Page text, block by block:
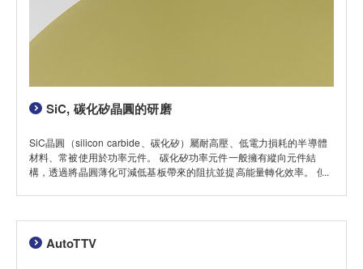
SiC, 碳化矽晶圓的研磨
SiC晶圓（silicon carbide、碳化矽）屬耐高壓、低電力損耗的半導體
材料、常被使用於功率元件。 碳化矽功率元件一般擁有縱向元件結
構，透過將晶圓薄化可減低基板帶來的阻抗並提高能量轉化效率。 但
要專屬的製程以及研磨輪。
AutoTTV